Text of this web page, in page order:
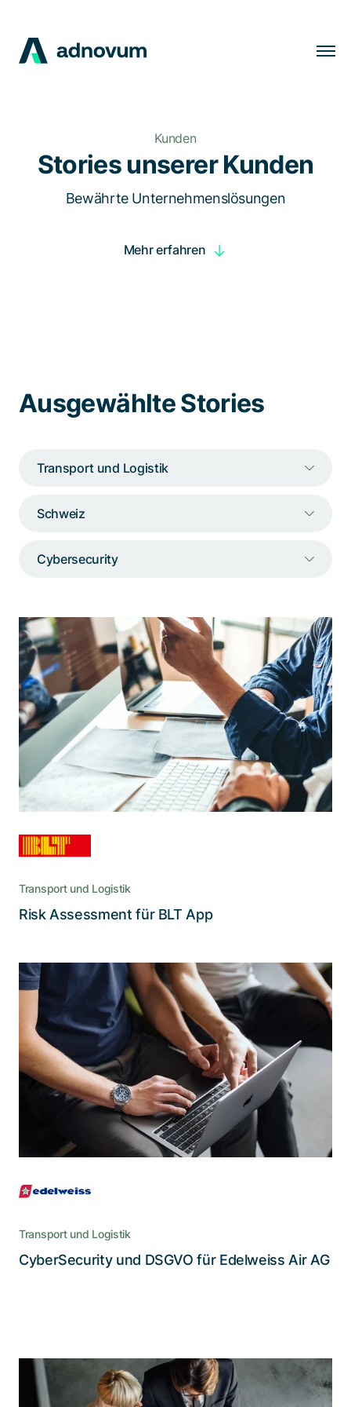
Kunden Kunden
Stories unserer Kunden
Bewährte Unternehmenslösungen
Mehr erfahren
Ausgewählte Stories
Transport und Logistik
Schweiz
Cybersecurity
Adnovum setzt seine Expertise für die
Sicherheitsanalyse einer bestehenden
IT-Infrastruktur ein
Eine kompetente Untersuchung sorgt dafür,
dass die beliebte und praktische App für den
Nahverkehr keine Sicherheitsrisiken für die
Nutzer birgt
Transport und Logistik
Risk Assessment für BLT App
Effektive und flexible Lösungen für
Vorschriften zur
Informationssicherheit (IS)
Neben der Umsetzung eines IS-
Managementsystems übernimmt Adnovum die
gesetzlich verlangten Rollen des Privacy und
Security Officer “as a Service”
Lesen Sie die Story
Transport und Logistik
CyberSecurity und DSGVO für Edelweiss Air AG